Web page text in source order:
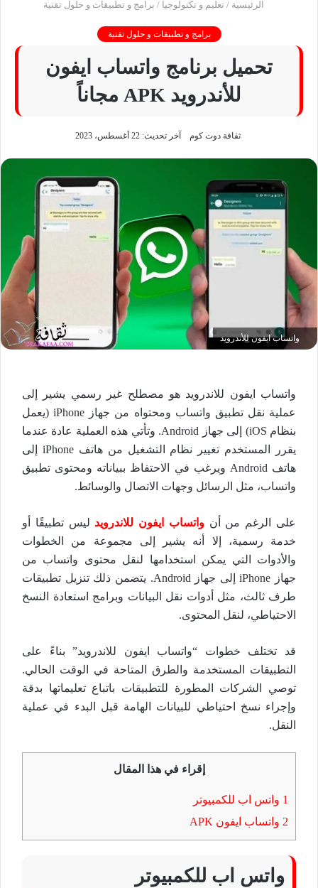
الرئيسية / تعليم و تكنولوجيا / برامج و تطبيقات و حلول تقنية
برامج و تطبيقات و حلول تقنية
تحميل برنامج واتساب ايفون
للأندرويد APK مجاناً
ثقافة دوت كوم آخر تحديث: 22 أغسطس، 2023
واتساب ايفون للأندرويد
واتساب ايفون للاندرويد هو مصطلح غير رسمي يشير إلى
عملية نقل تطبيق واتساب ومحتواه من جهاز iPhone (يعمل
بنظام iOS) إلى جهاز Android. وتأتي هذه العملية عادة عندما
يقرر المستخدم تغيير نظام التشغيل من هاتف iPhone إلى
هاتف Android ويرغب في الاحتفاظ ببياناته ومحتوى تطبيق
واتساب، مثل الرسائل وجهات الاتصال والوسائط.
على الرغم من أنواتساب ايفون للاندرويد ليس تطبيقًا أو
خدمة رسمية، إلا أنه يشير إلى مجموعة من الخطوات
والأدوات التي يمكن استخدامها لنقل محتوى واتساب من
جهاز iPhone إلى جهاز Android. يتضمن ذلك تنزيل تطبيقات
طرف ثالث، مثل أدوات نقل البيانات وبرامج استعادة النسخ
الاحتياطي، لنقل المحتوى.
قد تختلف خطوات “واتساب ايفون للاندرويد” بناءً على
التطبيقات المستخدمة والطرق المتاحة في الوقت الحالي.
توصي الشركات المطورة للتطبيقات باتباع تعليماتها بدقة
وإجراء نسخ احتياطي للبيانات الهامة قبل البدء في عملية
النقل.
إقراء في هذا المقال
1 واتس اب للكمبيوتر
2 واتساب ايفون APK
واتس اب للكمبيوتر